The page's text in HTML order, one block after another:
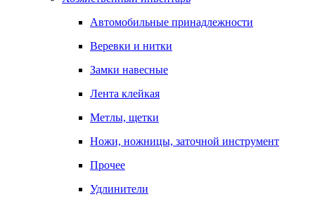
Автомобильные принадлежности
Веревки и нитки
Замки навесные
Лента клейкая
Метлы, щетки
Ножи, ножницы, заточной инструмент
Прочее
Удлинители